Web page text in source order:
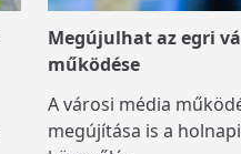
Megújulhat az egri
működése
A városi média
megújítása is a